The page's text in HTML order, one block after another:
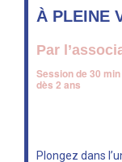
À PLEINE
Par
Session de 30
dès 2 ans
Plongez dans